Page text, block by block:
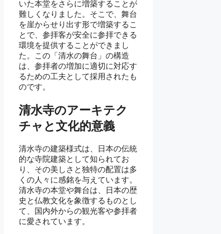
いた本堂をさらに増築することが
難しくなりました。そこで、舞台
を崖からせり出す形で増築するこ
とで、参拝客が安全に参拝できる
環境を提供することができまし
た。この「清水の舞台」の構造
は、参拝者の増加に適切に対応す
るための工夫として採用されたも
のです。
清水寺のアーキテク
チャと文化的意義
清水寺の建築様式は、日本の伝統
的な寺院建築として知られてお
り、その美しさと独特の配置は多
くの人々に感銘を与えています。
清水寺の本堂や舞台は、日本の歴
史と仏教文化を象徴するものとし
て、国内外からの観光客や参拝者
に愛されています。